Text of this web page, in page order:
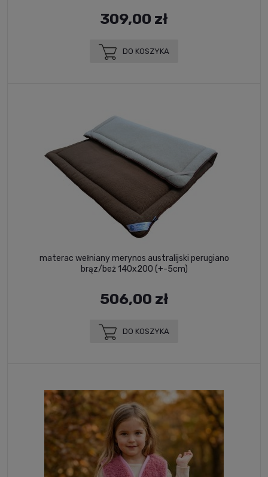
309,00 zł
DO KOSZYKA
materac wełniany merynos australijski perugiano
brąz/beż 140x200 (+-5cm)
506,00 zł
DO KOSZYKA